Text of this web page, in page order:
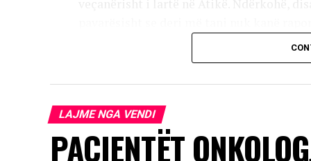
Infeksioni transmetohet kryesisht
më e madhe e të tjerëve shfaqin një
pak se një për qind e të prekurve
LAJME NGA VENDI
PACIENTËT